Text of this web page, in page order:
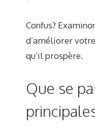
Confus?
d’améliorer
qu’il prospère.
Que se